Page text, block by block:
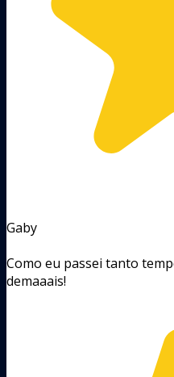
Gaby
Como eu passei tanto
demaaais!